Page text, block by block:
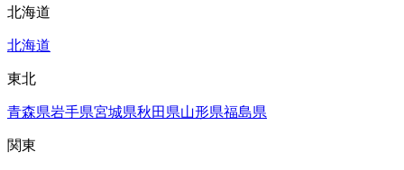
北海道
北海道
東北
青森県岩手県宮城県秋田県山形県福島県
関東